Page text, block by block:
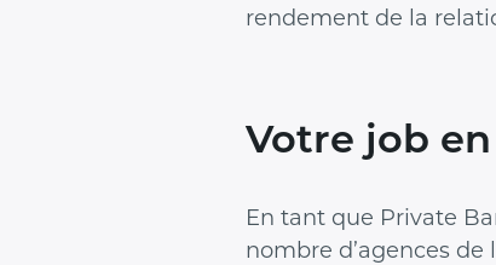
rendement de la
Votre job
En tant que Private
nombre d’agences